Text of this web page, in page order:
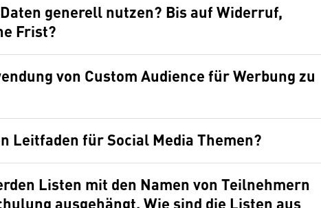
generell nutzen? Bis auf Widerruf,
Frist?
von Custom Audience für Werbung zu
Leitfaden für Social Media Themen?
Listen mit den Namen von Teilnehmern
ausgehängt. Wie sind die Listen aus